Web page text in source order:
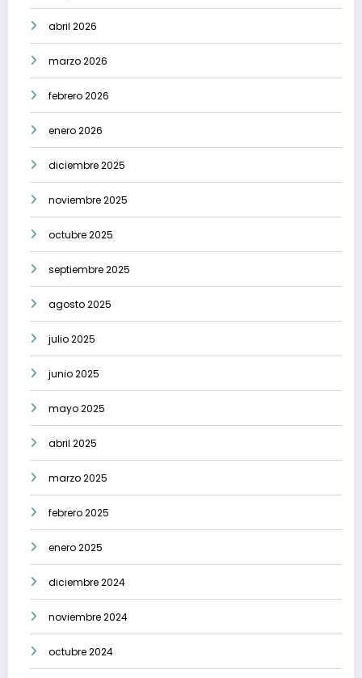
abril 2026
marzo 2026
febrero 2026
enero 2026
diciembre 2025
noviembre 2025
octubre 2025
septiembre 2025
agosto 2025
julio 2025
junio 2025
mayo 2025
abril 2025
marzo 2025
febrero 2025
enero 2025
diciembre 2024
noviembre 2024
octubre 2024